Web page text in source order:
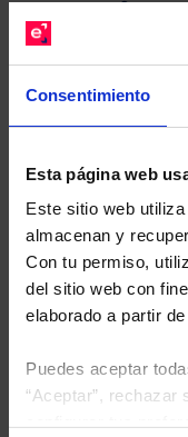
Consentimiento
Esta página web
Este sitio web
almacenan y
Con tu permiso,
del sitio web con
elaborado a partir
Puedes aceptar
“Aceptar”, rechazar
gratuito
sus Fondos y
estudio gratuito de